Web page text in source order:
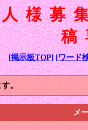
様募
[掲示板TOP] [ワード
。
メ